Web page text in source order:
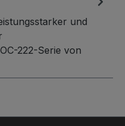
und
222-Serie von